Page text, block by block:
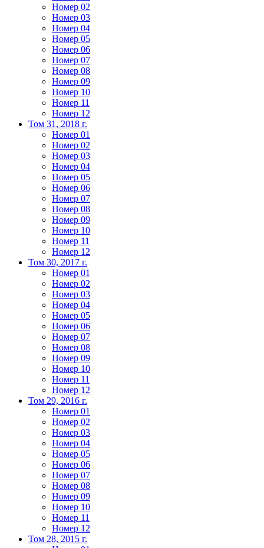
Номер 02
Номер 03
Номер 04
Номер 05
Номер 06
Номер 07
Номер 08
Номер 09
Номер 10
Номер 11
Номер 12
Том 31, 2018 г.
Номер 01
Номер 02
Номер 03
Номер 04
Номер 05
Номер 06
Номер 07
Номер 08
Номер 09
Номер 10
Номер 11
Номер 12
Том 30, 2017 г.
Номер 01
Номер 02
Номер 03
Номер 04
Номер 05
Номер 06
Номер 07
Номер 08
Номер 09
Номер 10
Номер 11
Номер 12
Том 29, 2016 г.
Номер 01
Номер 02
Номер 03
Номер 04
Номер 05
Номер 06
Номер 07
Номер 08
Номер 09
Номер 10
Номер 11
Номер 12
Том 28, 2015 г.